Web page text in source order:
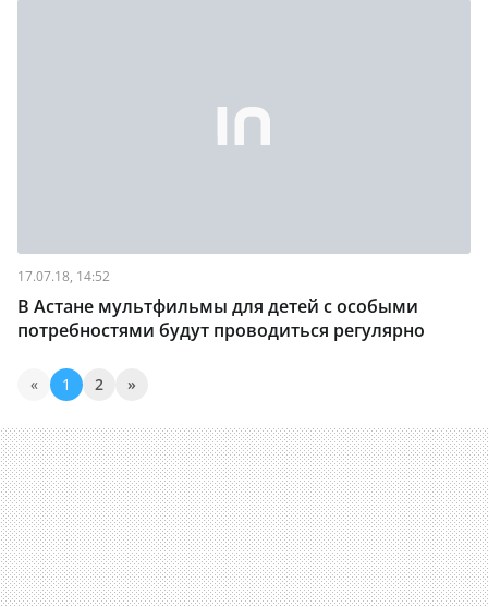
17.07.18, 14:52
В Астане мультфильмы для детей с особыми
потребностями будут проводиться регулярно
« 1 2 »